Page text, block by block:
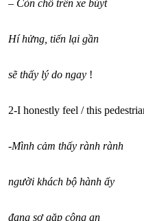
– Còn chỗ trên xe búyt
Hí hửng, tiến lại gần
sẽ thấy lý do ngay !
2-I honestly feel / this
-Mình cảm thấy rành rành
người khách bộ hành ấy
đang sợ gặp công an